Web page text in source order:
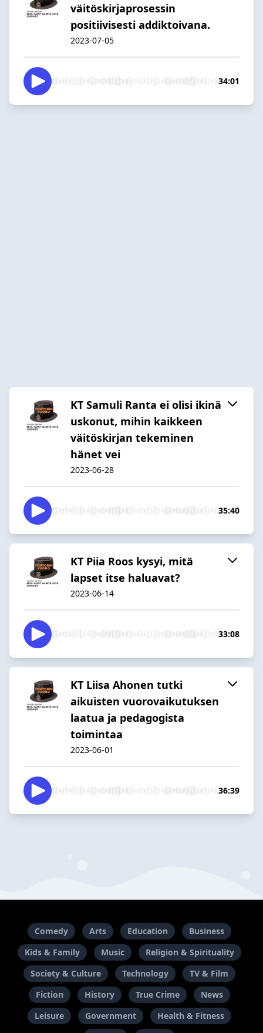
väitöskirjaprosessin
positiivisesti addiktoivana.
2023-07-05
34:01
KT Samuli Ranta ei olisi ikinä
uskonut, mihin kaikkeen
väitöskirjan tekeminen
hänet vei
2023-06-28
35:40
KT Piia Roos kysyi, mitä
lapset itse haluavat?
2023-06-14
33:08
KT Liisa Ahonen tutki
aikuisten vuorovaikutuksen
laatua ja pedagogista
toimintaa
2023-06-01
36:39
Comedy Arts Education
Business
Kids & Family
Music
Religion & Spirituality
Society & Culture
Technology
TV & Film
Fiction
History True Crime
News
Leisure
Government
Health & Fitness